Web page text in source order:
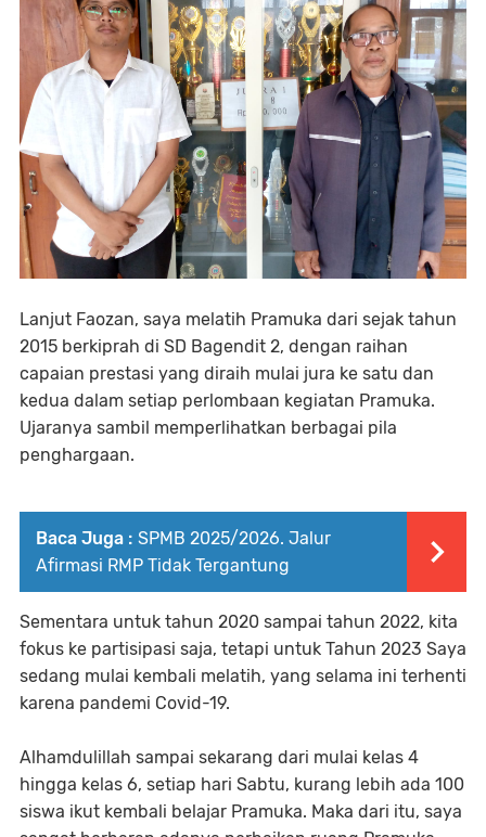
Lanjut Faozan, saya melatih Pramuka dari sejak tahun
2015 berkiprah di SD Bagendit 2, dengan raihan
capaian prestasi yang diraih mulai jura ke satu dan
kedua dalam setiap perlombaan kegiatan Pramuka.
Ujaranya sambil memperlihatkan berbagai pila
penghargaan.
Baca Juga : SPMB 2025/2026. Jalur
Afirmasi RMP Tidak Tergantung
Sementara untuk tahun 2020 sampai tahun 2022, kita
fokus ke partisipasi saja, tetapi untuk Tahun 2023 Saya
sedang mulai kembali melatih, yang selama ini terhenti
karena pandemi Covid-19.
Alhamdulillah sampai sekarang dari mulai kelas 4
hingga kelas 6, setiap hari Sabtu, kurang lebih ada 100
siswa ikut kembali belajar Pramuka. Maka dari itu, saya